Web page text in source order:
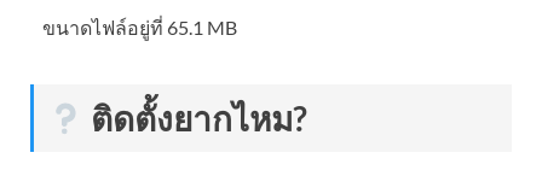
ขนาดไฟล์อยู่ที่ 65.1 MB
ติดตั้งยากไหม?